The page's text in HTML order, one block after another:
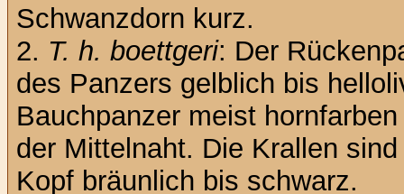
Schwanzdorn kurz.
2. T. h. boettgeri: Der
des Panzers gelblich bis
Bauchpanzer meist
der Mittelnaht. Die Krallen
Kopf bräunlich bis schwarz.